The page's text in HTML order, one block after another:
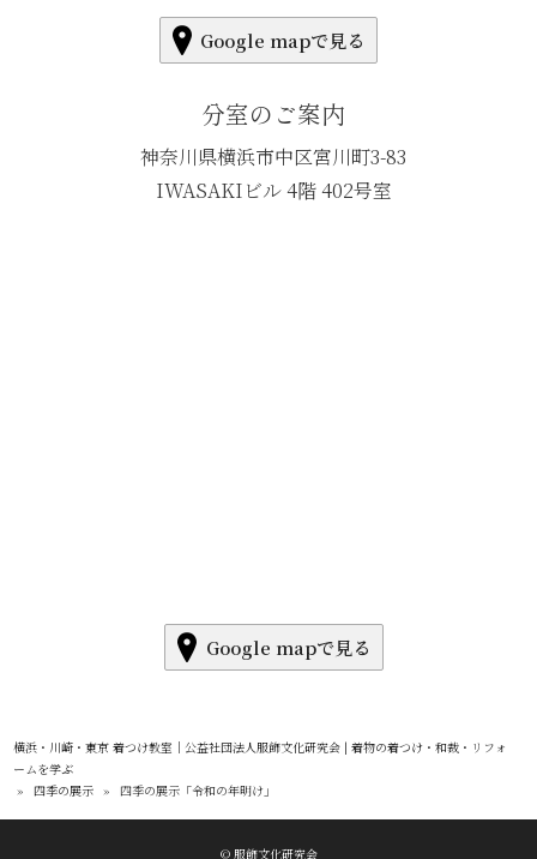
Google mapで見る
分室のご案内
神奈川県横浜市中区宮川町3-83
IWASAKIビル 4階 402号室
Google mapで見る
横浜・川崎・東京 着つけ教室｜公益社団法人服飾文化研究会 | 着物の着つけ・和裁・リフォ
ームを学ぶ
»
四季の展示 » 四季の展示「令和の年明け」
© 服飾文化研究会